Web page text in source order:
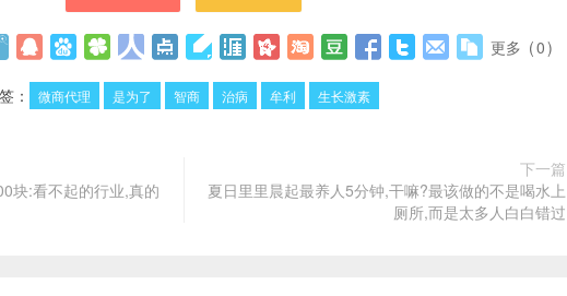
更多 (0)
： 微商代理 是为了 智商 治病 牟利 生长激素
块:看不起的行业,真的
下一篇
夏日里里晨起最养人5分钟,干嘛?最该做的不是喝水上
厕所,而是太多人白白错过